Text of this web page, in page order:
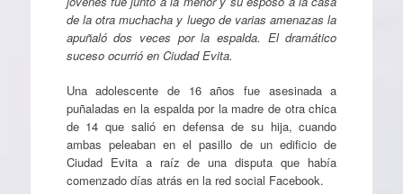
de la otra muchacha y luego de varias amenazas la
apuñaló dos veces por la espalda. El dramático
suceso ocurrió en Ciudad Evita.
Una adolescente de 16 años fue asesinada a
puñaladas en la espalda por la madre de otra chica
de 14 que salió en defensa de su hija, cuando
ambas peleaban en el pasillo de un edificio de
Ciudad Evita a raíz de una disputa que había
comenzado días atrás en la red social Facebook.